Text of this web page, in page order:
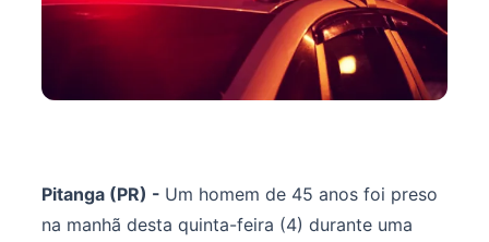
Pitanga (PR) - Um homem de 45 anos foi preso
na manhã desta quinta-feira (4) durante uma